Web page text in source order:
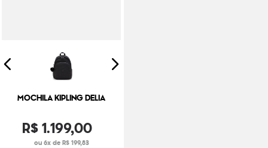
MOCHILA KIPLING DELIA
R$1.199,00
ou 6x de R$ 199,83